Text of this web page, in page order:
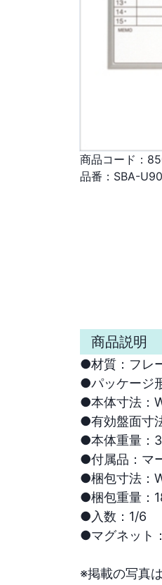
商品コード：
品番： SBA-
商品説明
●材質：フレ
●パッケージ
●本体寸法：
●有効盤面寸
●本体重量：
●付属品：マ
●梱包寸法：
●梱包重量：
●入数：1/6
●マグネット
※掲載の写真